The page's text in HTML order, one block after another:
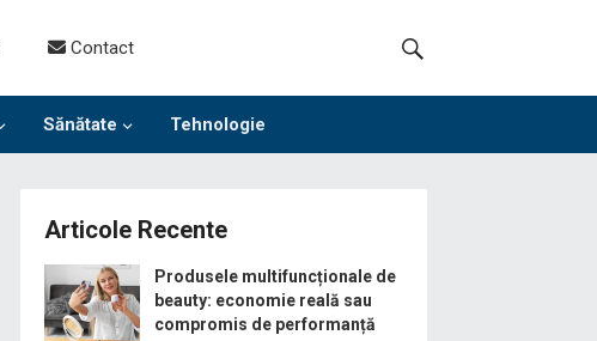
Contact
Sănătate Tehnologie
Articole Recente
Produsele multifuncționale de
beauty: economie reală sau
compromis de performanță